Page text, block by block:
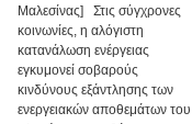
Μαλεσίνας] Στις σύγχρονες
κοινωνίες, η αλόγιστη
κατανάλωση ενέργειας
εγκυμονεί σοβαρούς
κινδύνους εξάντλησης των
ενεργειακών αποθεμάτων του